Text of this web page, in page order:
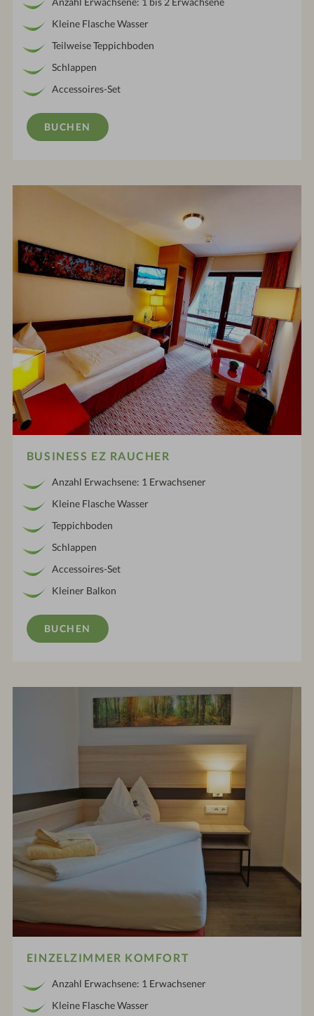
Kleine Flasche Wasser
Teilweise Teppichboden
Schlappen
Accessoires-Set
BUCHEN
BUSINESS EZ RAUCHER
Anzahl Erwachsene: 1 Erwachsener
Kleine Flasche Wasser
Teppichboden
Schlappen
Accessoires-Set
Kleiner Balkon
BUCHEN
EINZELZIMMER KOMFORT
Anzahl Erwachsene: 1 Erwachsener
Kleine Flasche Wasser